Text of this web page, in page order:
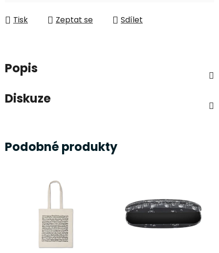
Tisk Zeptat se Sdílet
Popis
Diskuze
Podobné produkty